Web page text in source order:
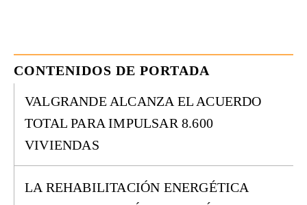
CONTENIDOS DE PORTADA
VALGRANDE ALCANZA EL ACUERDO
TOTAL PARA IMPULSAR 8.600
VIVIENDAS
LA REHABILITACIÓN ENERGÉTICA